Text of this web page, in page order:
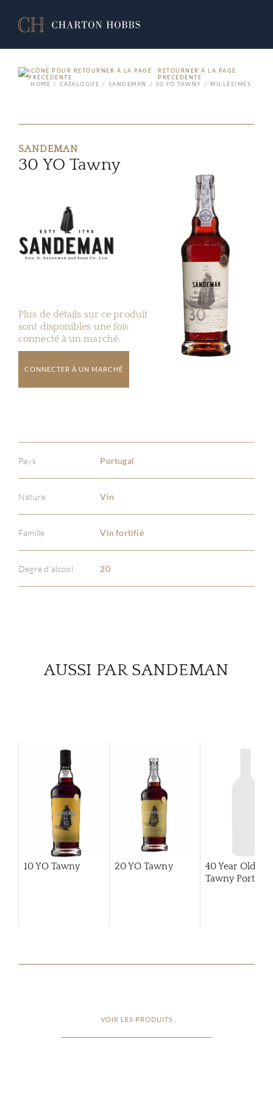
RETOURNER À LA PAGE
PRÉCÉDENTE
HOME
CATALOGUE SANDEMAN 30 YO TAWNY MILLÉSIMES
SANDEMAN
30 YO Tawny
Plus de détails sur ce produit
sont disponibles une fois
connecté à un marché.
CONNECTER À UN MARCHÉ
Pays Portugal
Nature Vin
Famille Vin fortifié
Degré d'alcool 20
AUSSI PAR SANDEMAN
10 YO Tawny 20 YO Tawny
40 Year Old
Tawny Port
VOIR LES PRODUITS